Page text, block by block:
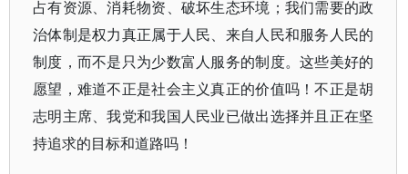
占有资源、消耗物资、破坏生态环境；我们需要的政
治体制是权力真正属于人民、来自人民和服务人民的
制度，而不是只为少数富人服务的制度。这些美好的
愿望，难道不正是社会主义真正的价值吗！不正是胡
志明主席、我党和我国人民业已做出选择并且正在坚
持追求的目标和道路吗！